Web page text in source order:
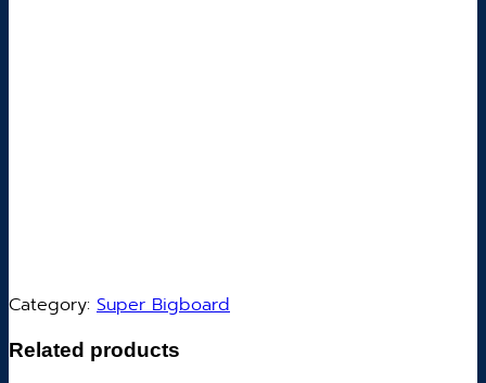
Category: Super Bigboard
Related products